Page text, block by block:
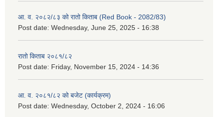
आ. व. २०८२/८३ को रातो किताब (Red Book - 2082/83)
Post date: Wednesday, June 25, 2025 - 16:38
रातो किताब २०८१/८२
Post date: Friday, November 15, 2024 - 14:36
आ. व. २०८१/८२ को बजेट (कार्यक्रम)
Post date: Wednesday, October 2, 2024 - 16:06